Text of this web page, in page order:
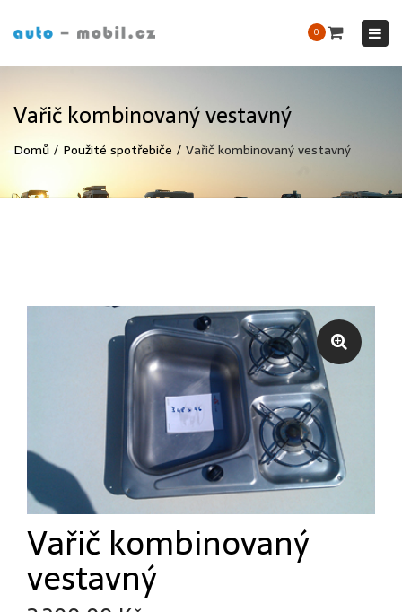
0
Vařič kombinovaný vestavný
Domů Použité spotřebiče Vařič kombinovaný vestavný
Vařič kombinovaný
vestavný